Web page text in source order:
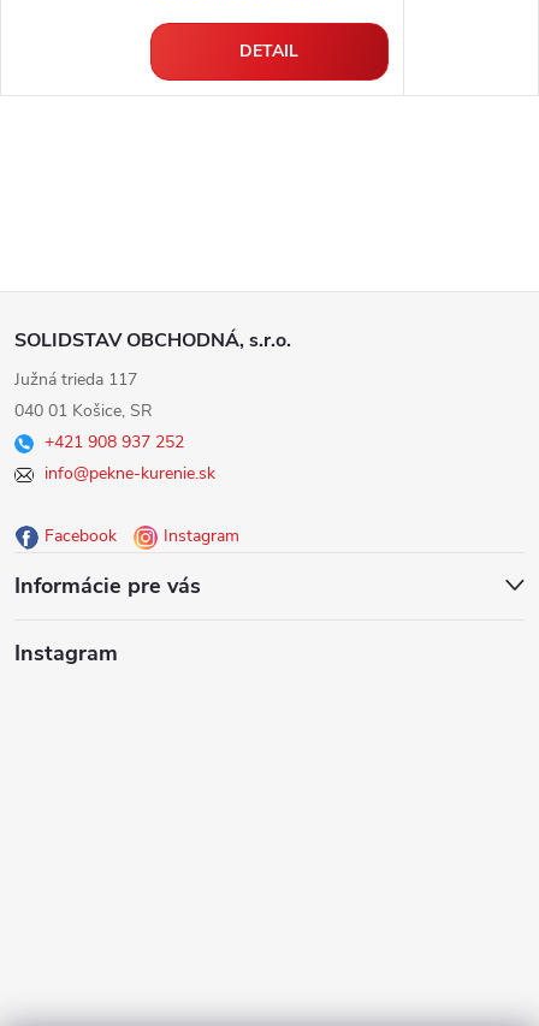
DETAIL
Z
á
p
ä
e
SOLIDSTAV OBCHODNÁ, s.r.o.
Južná trieda 117
040 01 Košice, SR
+421 908 937 252
info@pekne-kurenie.sk
Facebook Instagram
Informácie pre vás
Instagram